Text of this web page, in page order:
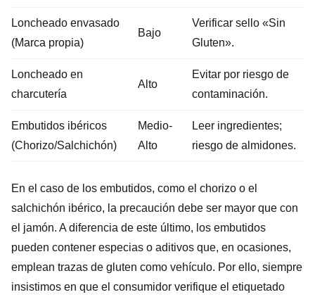
Loncheado envasado
(Marca propia)
Bajo
Verificar sello «Sin
Gluten».
Loncheado en
charcutería
Alto
Evitar por riesgo de
contaminación.
Embutidos ibéricos
(Chorizo/Salchichón)
Medio-
Alto
Leer ingredientes;
riesgo de almidones.
En el caso de los embutidos, como el chorizo o el
salchichón ibérico, la precaución debe ser mayor que con
el jamón. A diferencia de este último, los embutidos
pueden contener especias o aditivos que, en ocasiones,
emplean trazas de gluten como vehículo. Por ello, siempre
insistimos en que el consumidor verifique el etiquetado